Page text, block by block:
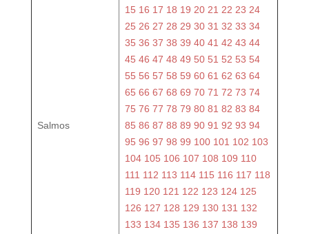
Salmos
15 16 17 18 19 20 21 22 23 24
25 26 27 28 29 30 31 32 33 34
35 36 37 38 39 40 41 42 43 44
45 46 47 48 49 50 51 52 53 54
55 56 57 58 59 60 61 62 63 64
65 66 67 68 69 70 71 72 73 74
75 76 77 78 79 80 81 82 83 84
85 86 87 88 89 90 91 92 93 94
95 96 97 98 99 100 101 102 103
104 105 106 107 108 109 110
111 112 113 114 115 116 117 118
119 120 121 122 123 124 125
126 127 128 129 130 131 132
133 134 135 136 137 138 139